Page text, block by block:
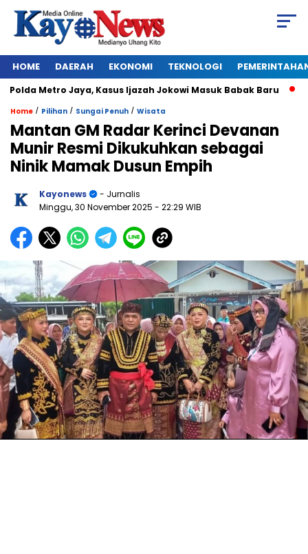
HOME DAERAH EKONOMI TEKNOLOGI
Metro Jaya, Kasus Ijazah Jokowi Masuk Babak Baru
Home / Pilihan / Sungai Penuh / Wisata
Mantan GM Radar Kerinci Devanan
Munir Resmi Dikukuhkan sebagai
Ninik Mamak Dusun Empih
Kayonews
- Jurnalis
Minggu, 30 November 2025 - 22:29 WIB